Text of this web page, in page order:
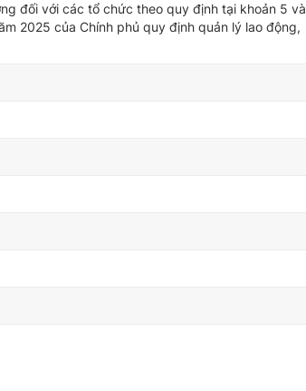
đối với các tổ chức theo quy định tại khoản 5 và
2025 của Chính phủ quy định quản lý lao động,